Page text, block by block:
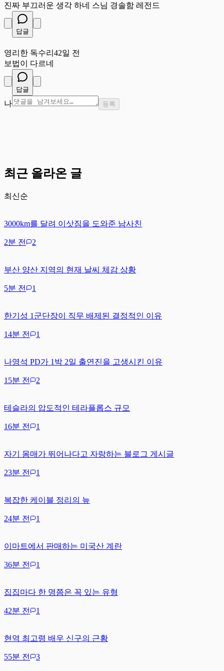
진짜 부끄러운 생각 하네 스님 경솔함 레전드
답글
영리한 독수리 42일 전
보법이 다르네
답글
나 등록
최근 올라온 글
최신순
3000km를 달려 이삿짐을 도와준 남사친
2분 전 2
부산 양산 지역의 현재 날씨 체감 상황
5분 전 1
한기성 1군단장이 직무 배제된 결정적인 이유
14분 전 1
나영석 PD가 1박 2일 출연진을 고생시킨 이유
15분 전 2
테슬라의 압도적인 테라플롭스 규모
16분 전 1
자기 몸매가 뛰어나다고 자랑하는 블로그 게시글
23분 전 1
복잡한 케이블 정리의 늪
24분 전 1
이마트에서 판매하는 미국산 계란
36분 전 1
집집마다 한 명쯤은 꼭 있는 유형
42분 전 1
현역 최고령 배우 신구의 근황
55분 전 3